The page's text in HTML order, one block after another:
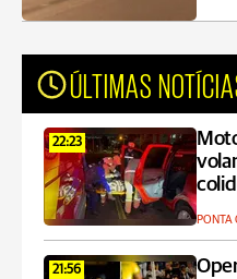
ÚLTIMAS
22:23
PONTA
21:56